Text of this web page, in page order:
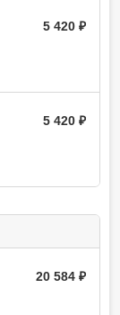
5 420
5 420
20 584